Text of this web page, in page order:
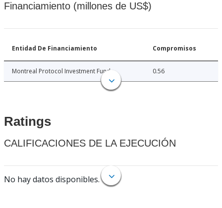
Financiamiento (millones de US$)
Entidad De Financiamiento Compromisos
Montreal Protocol Investment Fund 0.56
Ratings
CALIFICACIONES DE LA EJECUCIÓN
No hay datos disponibles.